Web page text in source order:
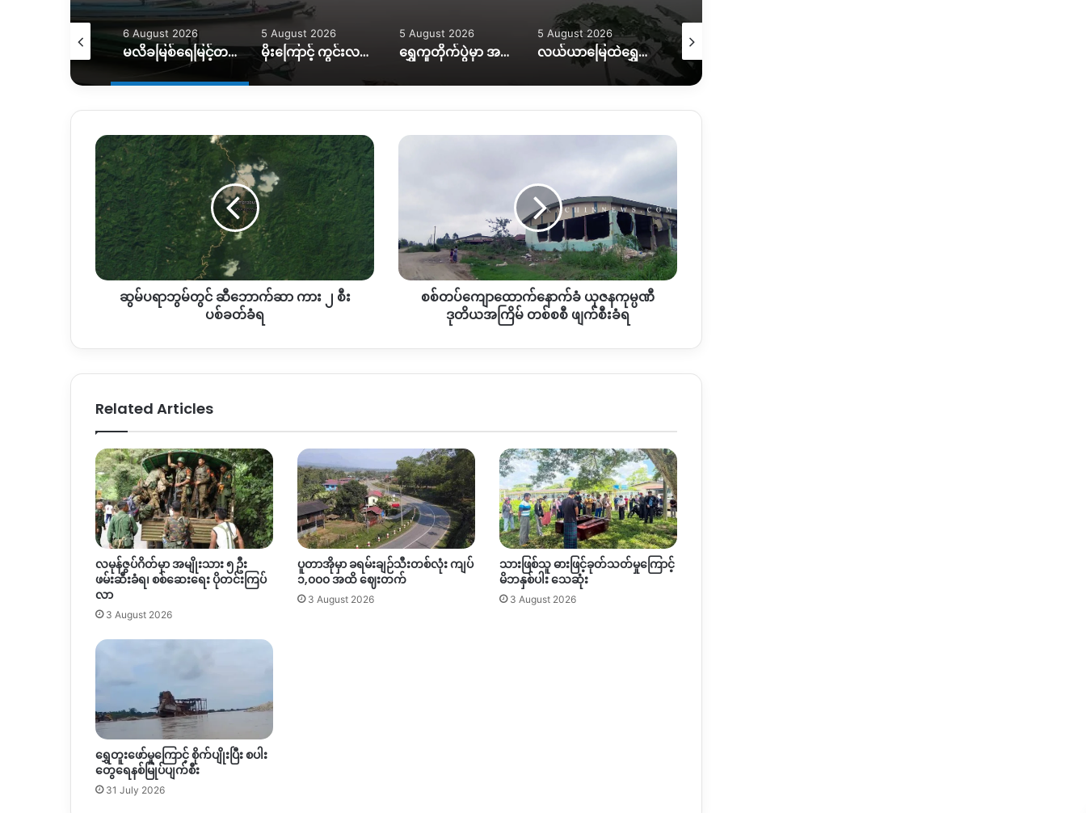
6 August 2026
မလိခမြစ်ရေမြင့်တက်မှုကြောင့် နောင်ခိုင်ရွာတဝက်ခန့်ရေနစ်မြှပ်
5 August 2026
မိုးကြောင့် ကွင်းလမ်းသွားလာရေး ပိုခက်၊ ကုန်တင်ယာဉ်တွေကို ဆင်၊ ထွန်စက်နဲ့ ဆွဲထုတ်နေရ
5 August 2026
ရွှေကူတိုက်ပွဲမှာ အရေးပါတဲ့ စစ်တပ်စခန်းတစ်ခုကို သိမ်းပိုက်နိုင်ကြောင်း KIO ပြော
5 August 2026
လယ်ယာမြေထဲရွှေတူးဖော်နေတာကို ရပ်တန့်ပေးဖို့ဒေသခံတွေတောင်းဆိုနေ
5 August 2026
ဆွ
မ်
ပ
ရာ
ဘွ
မ်
တွင်
ဆီ
ဘောက်
စီး
ဆွမ်ပရာဘွမ်တွင် ဆီဘောက်ဆာ ကား ၂ စီး
ပစ်ခတ်ခံရ
စစ်တပ်
တစ်
ဖျက်
စစ်တပ်ကျောထောက်နောက်ခံ ယုဇနကုမ္ပဏီ
ဒုတိယအကြိမ် တစ်စစီ ဖျက်စီးခံရ
Related Articles
လမုန်ဇွပ်ဂိတ်မှာ အမျိုးသား ၅ ဦး
ဖမ်းဆီးခံရ၊ စစ်ဆေးရေး ပိုတင်းကြပ်
လာ
3 August 2026
ပူတာအိုမှာ ခရမ်းချဉ်သီးတစ်လုံး ကျပ်
၁,၀၀၀ အထိ ဈေးတက်
3 August 2026
သားဖြစ်သူ ဓားဖြင့်ခုတ်သတ်မှုကြောင့်
မိဘနှစ်ပါး သေဆုံး
3 August 2026
ရွှေတူးဖော်မှုကြောင့် စိုက်ပျိုးပြီး စပါး
တွေရေနစ်မြုပ်ပျက်စီး
31 July 2026